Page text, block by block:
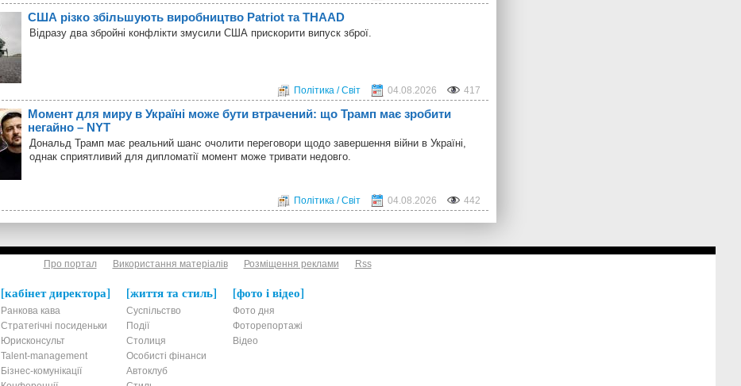
США різко збільшують виробництво Patriot та THAAD
Відразу два збройні конфлікти змусили США прискорити випуск зброї.
Політика / Світ 04.08.2026 417
Момент для миру в Україні може бути втрачений: що Трамп має зробити
негайно – NYT
Дональд Трамп має реальний шанс очолити переговори щодо завершення війни в Україні,
однак сприятливий для дипломатії момент може тривати недовго.
Політика / Світ 04.08.2026 442
Про портал Використання матеріалів Розміщення реклами Rss
кабінет директора
Ранкова кава
Стратегічні посиденьки
Юрисконсульт
Talent-management
Бізнес-комунікації
життя та стиль
Суспільство
Події
Столиця
Особисті фінанси
Автоклуб
фото і відео
Фото дня
Фоторепортажі
Відео